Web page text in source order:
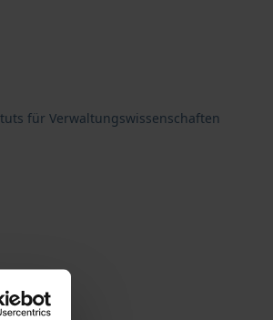
für Verwaltungswissenschaften